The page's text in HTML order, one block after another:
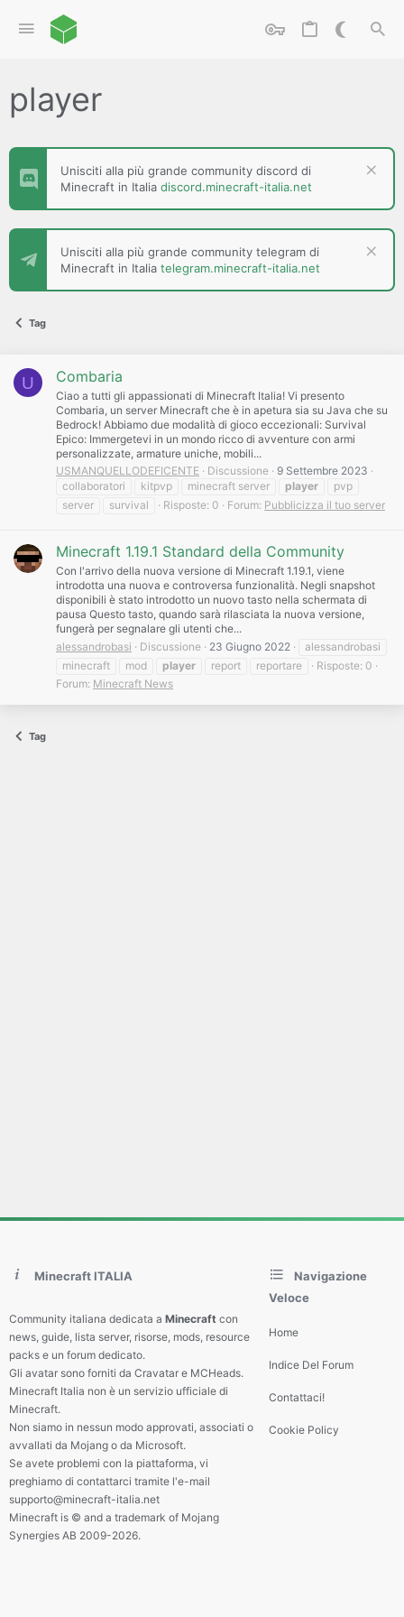
player
Unisciti alla più grande community discord di
Minecraft in Italia discord.minecraft-italia.net
Unisciti alla più grande community telegram di
Minecraft in Italia telegram.minecraft-italia.net
Tag
U Combaria
Ciao a tutti gli appassionati di Minecraft Italia! Vi presento
Combaria, un server Minecraft che è in apetura sia su Java che su
Bedrock! Abbiamo due modalità di gioco eccezionali: Survival
Epico: Immergetevi in un mondo ricco di avventure con armi
personalizzate, armature uniche, mobili...
USMANQUELLODEFICENTE
Discussione
9 Settembre 2023
collaboratori
kitpvp minecraft server player
pvp
server
survival Risposte: 0 Forum: Pubblicizza il tuo server
Minecraft 1.19.1 Standard della Community
Con l'arrivo della nuova versione di Minecraft 1.19.1, viene
introdotta una nuova e controversa funzionalità. Negli snapshot
disponibili è stato introdotto un nuovo tasto nella schermata di
pausa Questo tasto, quando sarà rilasciata la nuova versione,
fungerà per segnalare gli utenti che...
alessandrobasi
Discussione 23 Giugno 2022
alessandrobasi
minecraft
mod player report reportare
Risposte: 0
Forum: Minecraft News
Tag
Minecraft ITALIA
Community italiana dedicata a Minecraft con
news, guide, lista server, risorse, mods, resource
packs e un forum dedicato.
Gli avatar sono forniti da Cravatar e MCHeads.
Minecraft Italia non è un servizio ufficiale di
Minecraft.
Non siamo in nessun modo approvati, associati o
avvallati da Mojang o da Microsoft.
Se avete problemi con la piattaforma, vi
preghiamo di contattarci tramite l'e-mail
supporto@minecraft-italia.net
Minecraft is © and a trademark of Mojang
Synergies AB 2009-2026.
Navigazione
Veloce
Home
Indice Del Forum
Contattaci!
Cookie Policy